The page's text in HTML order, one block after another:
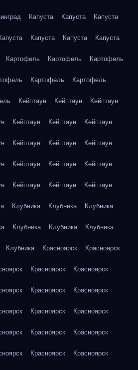
Капуста Капуста Капуста
Капуста Капуста Капуста
Картофель Картофель Картофель
Картофель Картофель
Кейптаун Кейптаун Кейптаун
Кейптаун Кейптаун Кейптаун
Кейптаун Кейптаун Кейптаун
Кейптаун Кейптаун Кейптаун
Кейптаун Кейптаун Кейптаун
Клубника Клубника Клубника
Клубника Клубника Клубника
Клубника Красноярск Красноярск
Красноярск Красноярск
Красноярск Красноярск
Красноярск Красноярск
Красноярск Красноярск
Красноярск Красноярск